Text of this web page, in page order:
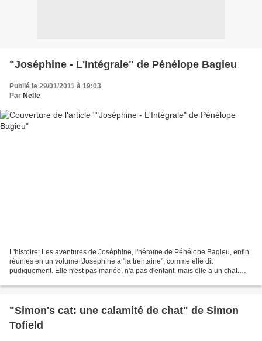
"Joséphine - L'Intégrale" de Pénélope Bagieu
Publié le 29/01/2011 à 19:03
Par Nelfe
L'histoire: Les aventures de Joséphine, l'héroïne de Pénélope Bagieu, enfin
réunies en un volume !Joséphine a "la trentaine", comme elle dit
pudiquement. Elle n'est pas mariée, n'a pas d'enfant, mais elle a un chat.
"Simon's cat: une calamité de chat" de Simon
Tofield